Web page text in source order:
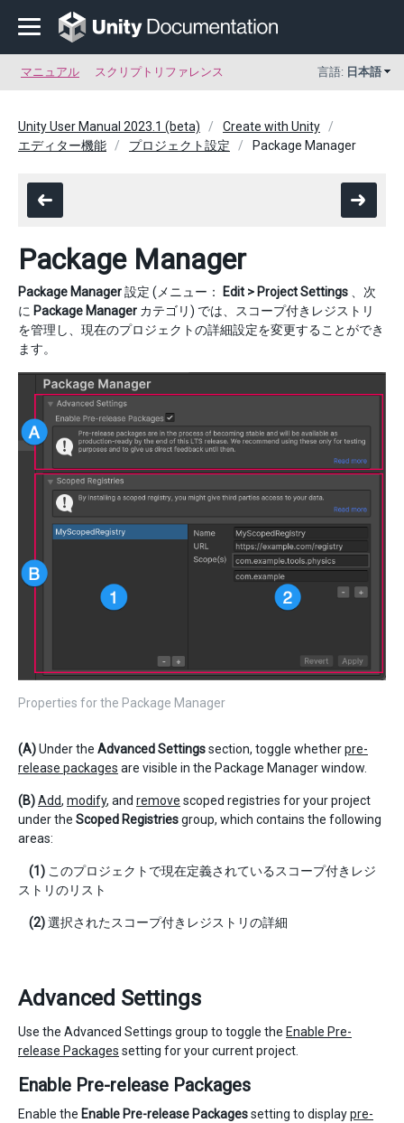
マニュアル スクリプトリファレンス 言語: 日本語
Unity User Manual 2023.1 (beta)
Create with Unity
エディター機能
プロジェクト設定 Package Manager
Package Manager
Package Manager設定 (メニュー： Edit > Project Settings 、次
に Package Manager カテゴリ) では、スコープ付きレジストリ
を管理し、現在のプロジェクトの詳細設定を変更することができ
ます。
Properties for the Package Manager
(A)Under the Advanced Settingssection, toggle whetherpre-
release packages are visible in the Package Manager window.
(B)Add, modify, and remove scoped registries for your project
under the Scoped Registriesgroup, which contains the following
areas:
(1) このプロジェクトで現在定義されているスコープ付きレジ
ストリのリスト
(2)選択されたスコープ付きレジストリの詳細
Advanced Settings
Use the Advanced Settings group to toggle the Enable Pre-
release Packages setting for your current project.
Enable Pre-release Packages
Enable the Enable Pre-release Packagessetting to displaypre-